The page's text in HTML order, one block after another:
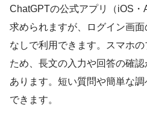
ChatGPTの公式アプリ（iOS
求められますが、ログイン画
なしで利用できます。スマホ
ため、長文の入力や回答の確
あります。短い質問や簡単な
できます。